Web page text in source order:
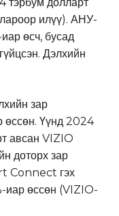
илүү). АНУ-
өсч, бусад
Дэлхийн
зар
өссөн. Үүнд 2024
авсан VIZIO
доторх зар
Connect гэх
иар өссөн (VIZIO-